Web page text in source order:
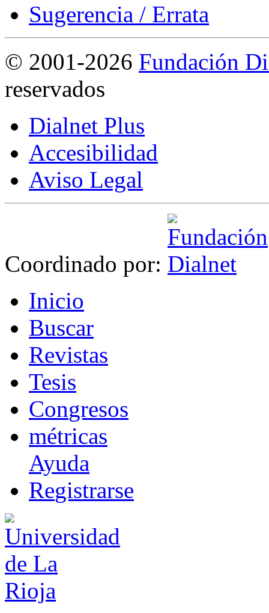
Sugerencia / Errata
© 2001-2026 Fundación
reservados
Dialnet Plus
Accesibilidad
Aviso Legal
Coordinado por:
Inicio
Buscar
Revistas
Tesis
Congresos
métricas
Ayuda
Registrarse